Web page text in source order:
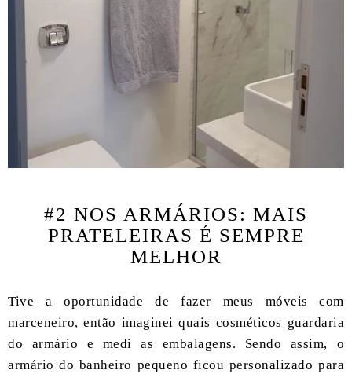
#2 NOS ARMÁRIOS: MAIS
PRATELEIRAS É SEMPRE
MELHOR
Tive a oportunidade de fazer meus móveis com
marceneiro, então imaginei quais cosméticos guardaria
do armário e medi as embalagens. Sendo assim, o
armário do banheiro pequeno ficou personalizado para